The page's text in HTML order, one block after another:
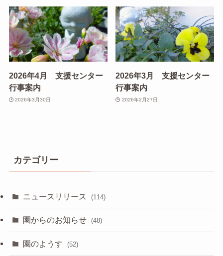
2026年4月 支援センター
行事案内
2026年3月30日
2026年3月 支援センター
行事案内
2026年2月27日
カテゴリー
ニュースリリース (114)
園からのお知らせ (48)
園のようす (52)